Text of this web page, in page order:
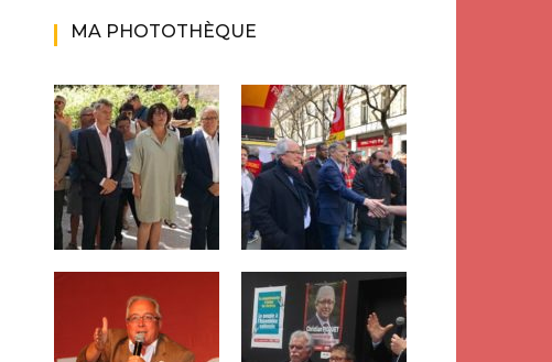
MA PHOTOTHÈQUE